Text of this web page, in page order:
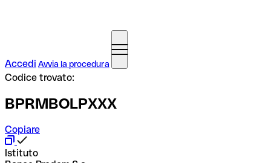
Accedi Avvia la procedura
Codice trovato:
BPRMBOLPXXX
Copiare
Istituto